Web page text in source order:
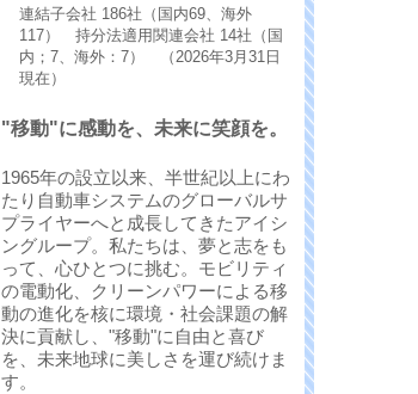
連結子会社 186社（国内69、海外
117） 持分法適用関連会社 14社（国
内；7、海外：7） （2026年3月31日
現在）
"移動"に感動を、未来に笑顔を。
1965年の設立以来、半世紀以上にわ
たり自動車システムのグローバルサ
プライヤーへと成長してきたアイシ
ングループ。私たちは、夢と志をも
って、心ひとつに挑む。モビリティ
の電動化、クリーンパワーによる移
動の進化を核に環境・社会課題の解
決に貢献し、"移動"に自由と喜び
を、未来地球に美しさを運び続けま
す。